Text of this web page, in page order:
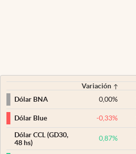
Variación
Dólar BNA
0,00%
Dólar Blue -0,33%
Dólar CCL (GD30,
48 hs)
0,87%